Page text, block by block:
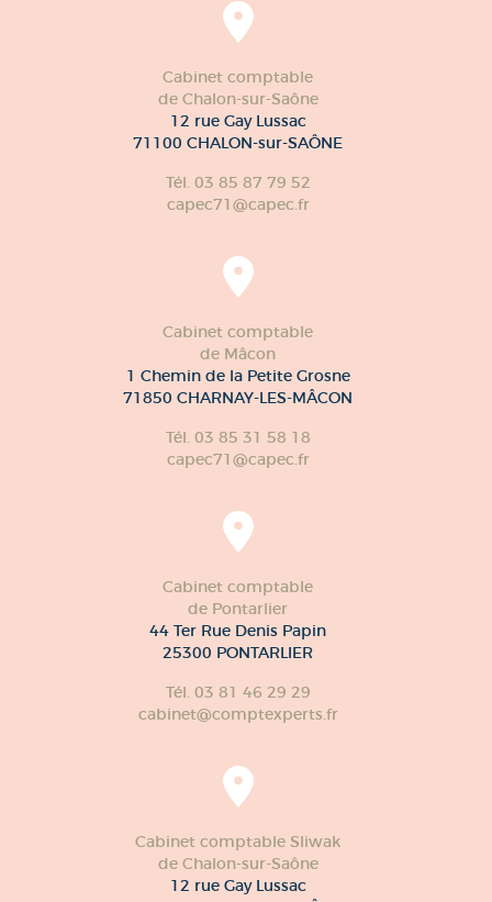
Cabinet comptable
de Chalon-sur-Saône
12 rue Gay Lussac
71100 CHALON-sur-SAÔNE
Tél. 03 85 87 79 52
capec71@capec.fr
Cabinet comptable
de Mâcon
1 Chemin de la Petite Grosne
71850 CHARNAY-LES-MÂCON
Tél. 03 85 31 58 18
capec71@capec.fr
Cabinet comptable
de Pontarlier
44 Ter Rue Denis Papin
25300 PONTARLIER
Tél. 03 81 46 29 29
cabinet@comptexperts.fr
Cabinet comptable Sliwak
de Chalon-sur-Saône
12 rue Gay Lussac